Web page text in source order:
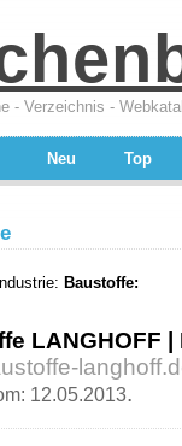
- Verzeichnis -
Neu Top
Industrie: Baustoffe:
LANGHOFF
12.05.2013.